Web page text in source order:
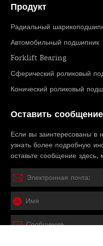
Продукт
Радиальный
Автомобильный подшипник
Forklift Bearing
Сферический роликовый
Конический роликовый
Оставить сообщение
Если вы заинтересованы в
узнать более подробную
оставьте сообщение